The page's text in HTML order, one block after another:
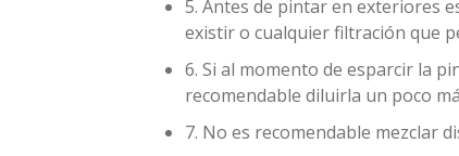
5. Antes de pintar en exteriores
existir o cualquier filtración que
6. Si al momento de esparcir la
recomendable diluirla un poco
7. No es recomendable mezclar